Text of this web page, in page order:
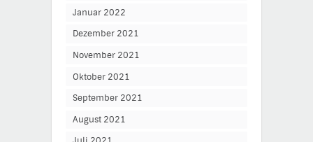
Januar 2022
Dezember 2021
November 2021
Oktober 2021
September 2021
August 2021